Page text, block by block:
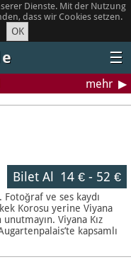
Dienste. Mit der Nutzung
dass wir Cookies setzen.
OK
☰
mehr
Bilet Al 14 €- 52 €
Fotoğraf ve ses kaydı
Korosu yerine Viyana
Viyana Kız
kapsamlı